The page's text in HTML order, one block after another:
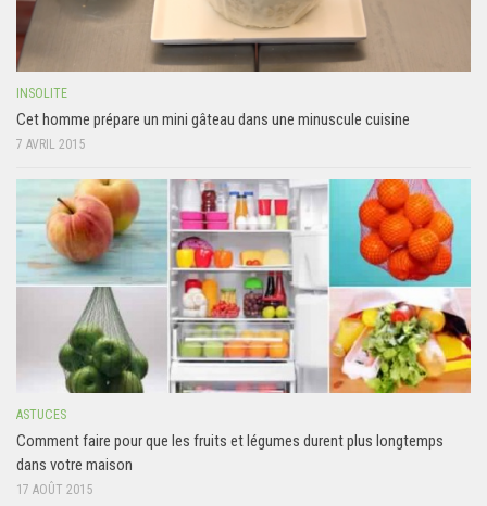
INSOLITE
Cet homme prépare un mini gâteau dans une minuscule cuisine
7 AVRIL 2015
ASTUCES
Comment faire pour que les fruits et légumes durent plus longtemps
dans votre maison
17 AOÛT 2015